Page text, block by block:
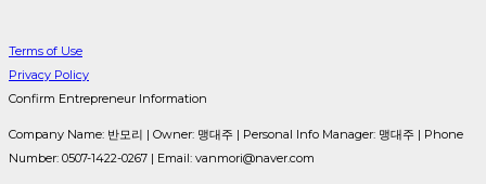
Terms of Use
Privacy Policy
Confirm Entrepreneur Information
Company Name: 반모리 | Owner: 맹대주 | Personal Info Manager: 맹대주 | Phone
Number: 0507-1422-0267 | Email: vanmori@naver.com